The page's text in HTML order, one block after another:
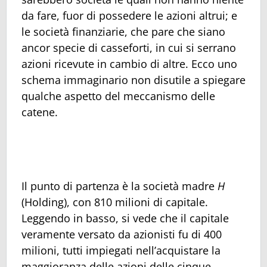
da fare, fuor di possedere le azioni altrui; e
le società finanziarie, che pare che siano
ancor specie di casseforti, in cui si serrano
azioni ricevute in cambio di altre. Ecco uno
schema immaginario non disutile a spiegare
qualche aspetto del meccanismo delle
catene.
Il punto di partenza è la società madre H
(Holding), con 810 milioni di capitale.
Leggendo in basso, si vede che il capitale
veramente versato da azionisti fu di 400
milioni, tutti impiegati nell’acquistare la